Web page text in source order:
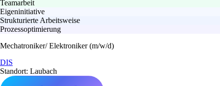
Teamarbeit
Eigeninitiative
Strukturierte Arbeitsweise
Prozessoptimierung
Mechatroniker/ Elektroniker (m/w/d)
DIS
Standort: Laubach